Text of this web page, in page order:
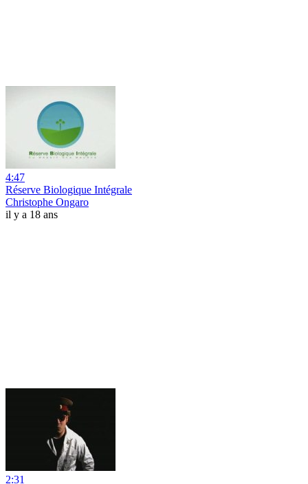
4:47
Réserve Biologique Intégrale
Christophe Ongaro
il y a 18 ans
2:31